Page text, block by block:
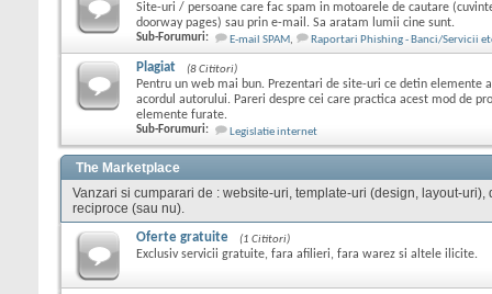
Site-uri / persoane care fac spam in motoarele de cautare
doorway pages) sau prin e-mail. Sa aratam lumii cine sunt.
Sub-Forumuri: E-mail SPAM, Raportari Phishing - Banci/Servicii
Plagiat (8 Cititori)
Pentru un web mai bun. Prezentari de site-uri ce detin elemente
acordul autorului. Pareri despre cei care practica acest mod de
elemente furate.
Sub-Forumuri: Legislatie internet
The Marketplace
Vanzari si cumparari de : website-uri, template-uri (design, layout-
reciproce (sau nu).
Oferte gratuite (1 Cititori)
Exclusiv servicii gratuite, fara afilieri, fara warez si altele ilicite.